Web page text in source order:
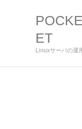
ET
Linuxサーバの運